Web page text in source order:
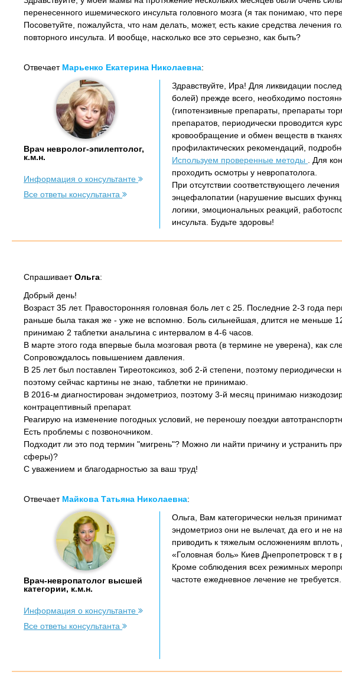
перенесенного ишемического инсульта головного мозга (я так понимаю, что
Посоветуйте, пожалуйста, что нам делать, может, есть какие средства лечения
повторного инсульта. И вообще, насколько все это серьезно, как быть?
Отвечает Марьенко Екатерина Николаевна:
Врач невролог-эпилептолог,
к.м.н.
Информация о консультанте
Все ответы консультанта
Здравствуйте, Ира! Для ликвидации
болей) прежде всего, необходимо
(гипотензивные препараты, препараты
препаратов, периодически проводится
кровообращение и обмен веществ в
профилактических рекомендаций,
Используем проверенные методы
. Для
проходить осмотры у невропатолога.
При отсутствии соответствующего
энцефалопатии (нарушение высших
логики, эмоциональных реакций,
инсульта. Будьте здоровы!
СпрашиваетОльга:
Добрый день!
Возраст 35 лет. Правосторонняя головная боль лет с 25. Последние 2-3 года
раньше была такая же - уже не вспомню. Боль сильнейшая, длится не меньше
принимаю 2 таблетки анальгина с интервалом в 4-6 часов.
В марте этого года впервые была мозговая рвота (в термине не уверена), как
Сопровождалось повышением давления.
В 25 лет был поставлен Тиреотоксикоз, зоб 2-й степени, поэтому
поэтому сейчас картины не знаю, таблетки не принимаю.
В 2016-м диагностирован эндометриоз, поэтому 3-й месяц принимаю
контрацептивный препарат.
Реагирую на изменение погодных условий, не переношу поездки
Есть проблемы с позвоночником.
Подходит ли это под термин "мигрень"? Можно ли найти причину и устранить
сферы)?
С уважением и благодарностью за ваш труд!
Отвечает Майкова Татьяна Николаевна:
Врач-невропатолог высшей
категории, к.м.н.
Информация о консультанте
Все ответы консультанта
Ольга, Вам категорически нельзя
эндометриоз они не вылечат, да его и не
приводить к тяжелым осложнениям вплоть
«Головная боль» Киев Днепропетровск т
Кроме соблюдения всех режимных
частоте ежедневное лечение не требуется.